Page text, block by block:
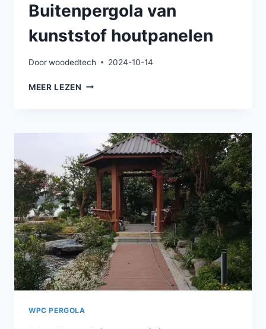
Buitenpergola van
kunststof houtpanelen
Doorwoodedtech 2024-10-14
MEER LEZEN BUITENPERGOLA
WPC PERGOLA